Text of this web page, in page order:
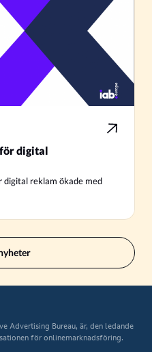
digital
digital reklam ökade med
Advertising Bureau, är, den ledande
för onlinemarknadsföring.